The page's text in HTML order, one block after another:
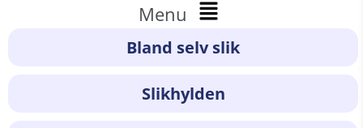
Menu
Bland selv slik
Slikhylden